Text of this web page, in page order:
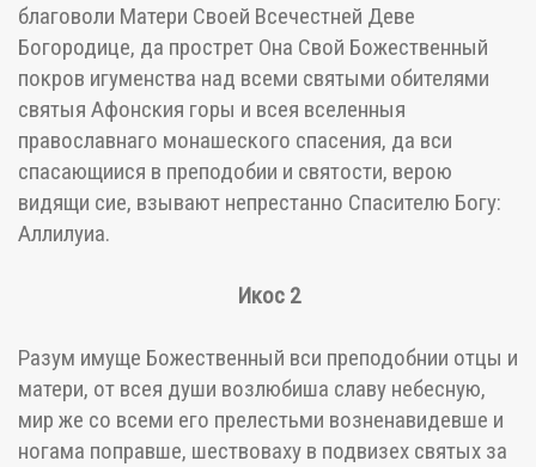
благоволи Матери Своей Всечестней Деве
Богородице, да прострет Она Свой Божественный
покров игуменства над всеми святыми обителями
святыя Афонския горы и всея вселенныя
православнаго монашеского спасения, да вси
спасающиися в преподобии и святости, верою
видящи сие, взывают непрестанно Спасителю Богу:
Аллилуиа.
Икос 2
Разум имуще Божественный вси преподобнии отцы и
матери, от всея души возлюбиша славу небесную,
мир же со всеми его прелестьми возненавидевше и
ногама поправше, шествоваху в подвизех святых за